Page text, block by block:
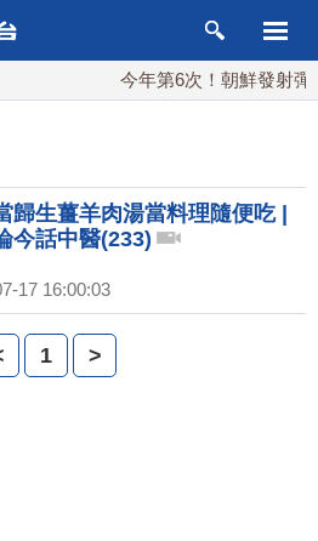
今年第6次！朝鮮發射彈
歸生薑羊肉湯當料理隨便吃 |
今話中醫(233)
17 16:00:03
1 >